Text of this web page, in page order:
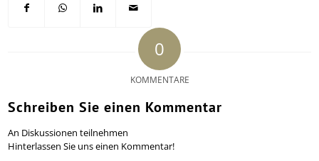
0
KOMMENTARE
Schreiben Sie einen Kommentar
An Diskussionen teilnehmen
Hinterlassen Sie uns einen Kommentar!